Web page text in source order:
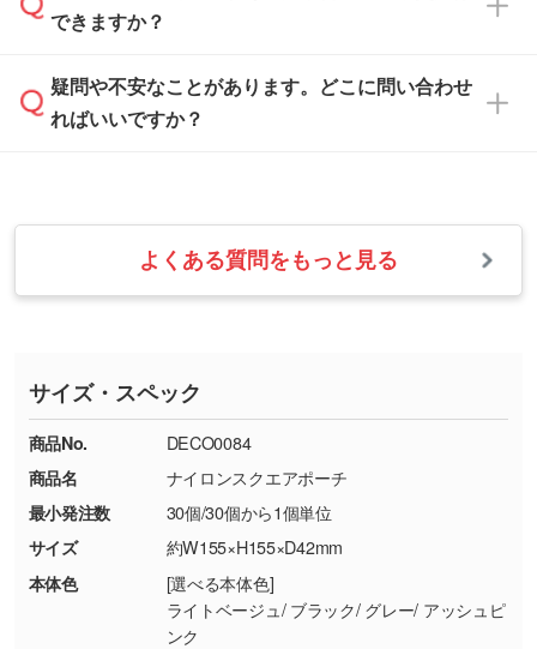
などを、印刷に適したベクターデータに変換し
・フルカラーデータを1色に変換してほしい
・1色印刷でグラデーションや濃淡を表現した
い
す。→詳しく見る
・コーポレートカラーを使って印刷したい／印
刷色にこだわりがある
DIC・PANTONEなどのカラーチップの指定や、
現物支給による色指定も承っております。→
しく見る
・背景がある画像からキャラクター部分だけを
白色か淡い色の印刷色をおすすめしておりま
す。
本体色がナチュラルなど淡色の場合、印刷をく
っきりと目立たせたいときは濃い印刷色が、柔
らかい雰囲気にしたいときは淡い印刷色が映え
また、お選びいただいた印刷色が本体色に合わ
ない場合や仕上がりに影響しそうな場合は、ス
タッフから別の色をご案内することもございま
休みとなります。注文・見積・お問い合わせ
速やかに対応いたします。
できますか？
お手数をお掛けいたしますが、至急担当スタッ
フまでご連絡ください。商品の状況を確認し、
・お届け時に商品が損傷・故障している場合
・ご注文と異なる商品が届いた場合
・印刷不良があった場合
※詳しくは「商品の良品基準について
ください。
【返品・交換ができない場合】
・お客様の元で商品を加工された場合、または
商品が破損した場合
・商品到着後7日以上経過している場合
・お客様のご都合による返品・交換依頼(商
品・色・数量などの注文間違い等)
疑問や不安なことがあります。どこに問い合わせ
ればいいですか？
業日以内に担当スタッフよりメールにてご連絡
いたします。
お急ぎの場合はお電話でのご質問も受け付けて
TEL：0422-29-9911 営業時間10:00～
18:00(土日祝日除く)
お問い合わせフォームはこちら
よくある質問をもっと見る
サイズ・スペック
商品No.
DECO0084
商品名
ナイロンスクエアポーチ
最小発注数
30個/30個から1個単位
サイズ
約W155×H155×D42mm
本体色
[選べる本体色]
ライトベージュ/ ブラック/ グレー/ アッシュピ
ンク